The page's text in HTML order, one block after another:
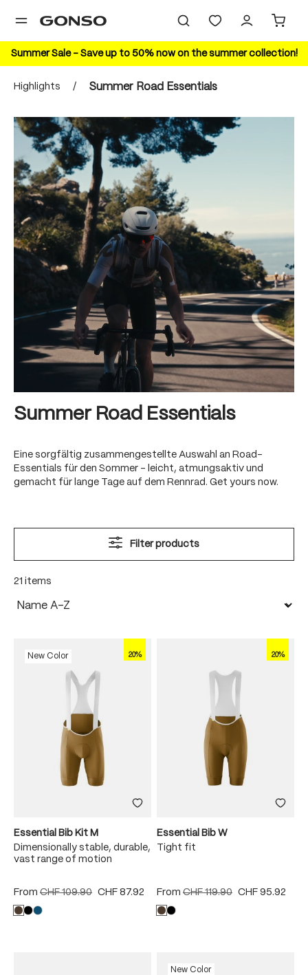
content
Summer Sale – Save up to 50% now on the summer collection!
Highlights / Summer Road Essentials
Summer Road Essentials
Eine sorgfältig zusammengestellte Auswahl an Road-
Essentials für den Sommer - leicht, atmungsaktiv und
gemacht für lange Tage auf dem Rennrad. Get yours now.
Filter products
21 items
20%
New Color
Essential Bib Kit M
Dimensionally stable, durable,
vast range of motion
From CHF 109.90 CHF 87.92
20%
Essential Bib W
Tight fit
From CHF 119.90 CHF 95.92
New Color